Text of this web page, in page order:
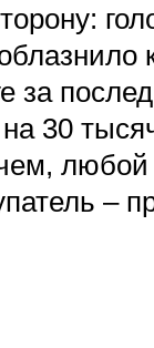
за
30
любой
–